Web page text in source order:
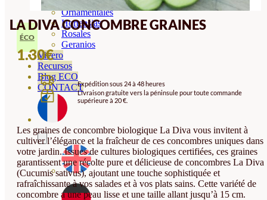
Ornamentales
Hortensias
Rosales
Geranios
Vivero
Recursos
Blog ECO
CONTACT
LA DIVA CONCOMBRE GRAINES
ÉCO
1.30€
Expédition sous 24 à 48 heures
Livraison gratuite vers la péninsule pour toute commande
supérieure à 20 €.
Les graines de concombre biologique La Diva vous invitent à
cultiver l’élégance et la fraîcheur de ces concombres uniques dans
votre jardin. Issues de cultures biologiques certifiées, ces graines
garantissent une récolte pure et délicieuse de concombres La Diva
(Cucumis sativus), ajoutant une touche sophistiquée et
rafraîchissante à vos salades et à vos plats sains. Cette variété de
concombre a une peau lisse et une taille allant jusqu’à 15 cm.